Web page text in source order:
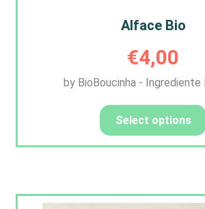
Alface Bio
€4,00
by BioBoucinha -
Select options